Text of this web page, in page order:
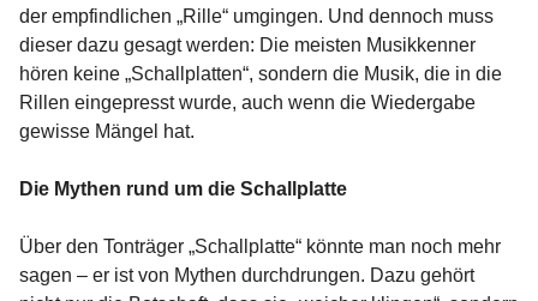
der empfindlichen „Rille“ umgingen. Und dennoch muss
dieser dazu gesagt werden: Die meisten Musikkenner
hören keine „Schallplatten“, sondern die Musik, die in die
Rillen eingepresst wurde, auch wenn die Wiedergabe
gewisse Mängel hat.
Die Mythen rund um die Schallplatte
Über den Tonträger „Schallplatte“ könnte man noch mehr
sagen – er ist von Mythen durchdrungen. Dazu gehört